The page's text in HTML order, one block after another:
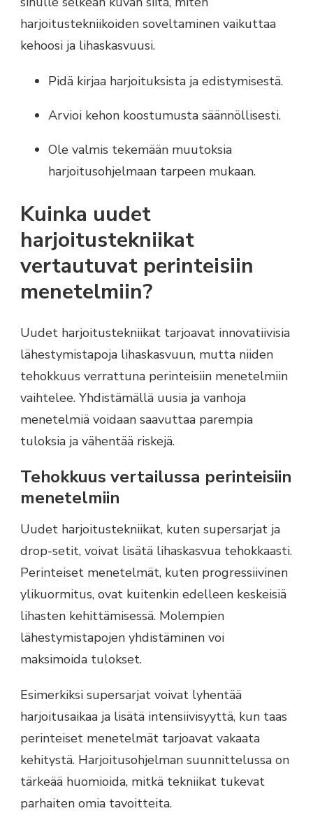
harjoitustekniikoiden soveltaminen vaikuttaa
kehoosi ja lihaskasvuusi.
Pidä kirjaa harjoituksista ja edistymisestä.
Arvioi kehon koostumusta säännöllisesti.
Ole valmis tekemään muutoksia
harjoitusohjelmaan tarpeen mukaan.
Kuinka uudet
harjoitustekniikat
vertautuvat perinteisiin
menetelmiin?
Uudet harjoitustekniikat tarjoavat innovatiivisia
lähestymistapoja lihaskasvuun, mutta niiden
tehokkuus verrattuna perinteisiin menetelmiin
vaihtelee. Yhdistämällä uusia ja vanhoja
menetelmiä voidaan saavuttaa parempia
tuloksia ja vähentää riskejä.
Tehokkuus vertailussa perinteisiin
menetelmiin
Uudet harjoitustekniikat, kuten supersarjat ja
drop-setit, voivat lisätä lihaskasvua tehokkaasti.
Perinteiset menetelmät, kuten progressiivinen
ylikuormitus, ovat kuitenkin edelleen keskeisiä
lihasten kehittämisessä. Molempien
lähestymistapojen yhdistäminen voi
maksimoida tulokset.
Esimerkiksi supersarjat voivat lyhentää
harjoitusaikaa ja lisätä intensiivisyyttä, kun taas
perinteiset menetelmät tarjoavat vakaata
kehitystä. Harjoitusohjelman suunnittelussa on
tärkeää huomioida, mitkä tekniikat tukevat
parhaiten omia tavoitteita.